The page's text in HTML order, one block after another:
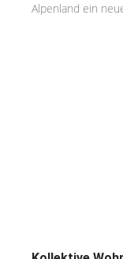
Alpenland ein